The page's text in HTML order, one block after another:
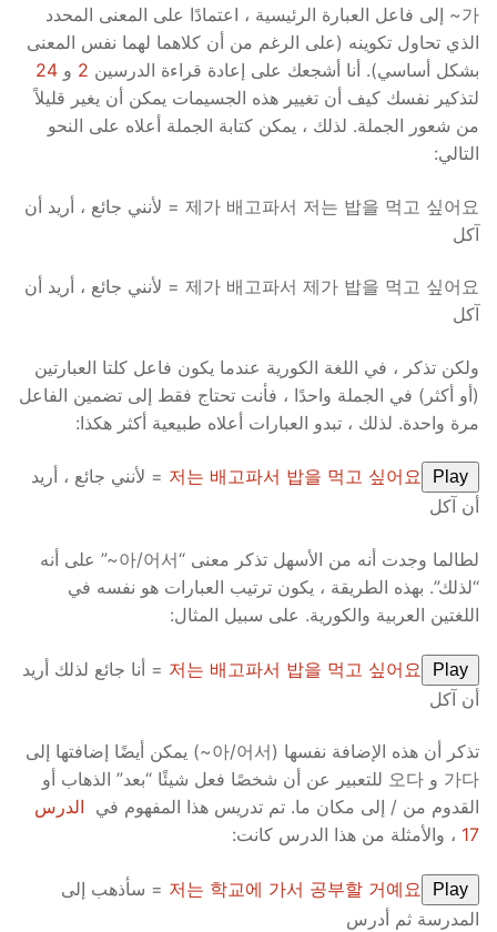
가~ إلى فاعل العبارة الرئيسية ، اعتمادًا على المعنى المحدد
الذي تحاول تكوينه (على الرغم من أن كلاهما لهما نفس المعنى
بشكل أساسي). أنا أشجعك على إعادة قراءة الدرسين 2 و 24
لتذكير نفسك كيف أن تغيير هذه الجسيمات يمكن أن يغير قليلاً
من شعور الجملة. لذلك ، يمكن كتابة الجملة أعلاه على النحو
التالي:
제가 배고파서 저는 밥을 먹고 싶어요 = لأنني جائع ، أريد أن
آكل
제가 배고파서 제가 밥을 먹고 싶어요 = لأنني جائع ، أريد أن
آكل
ولكن تذكر ، في اللغة الكورية عندما يكون فاعل كلتا العبارتين
(أو أكثر) في الجملة واحدًا ، فأنت تحتاج فقط إلى تضمين الفاعل
مرة واحدة. لذلك ، تبدو العبارات أعلاه طبيعية أكثر هكذا:
Play
저는 배고파서 밥을 먹고 싶어요 = لأنني جائع ، أريد
أن آكل
لطالما وجدت أنه من الأسهل تذكر معنى “아/어서~” على أنه
“لذلك”. بهذه الطريقة ، يكون ترتيب العبارات هو نفسه في
اللغتين العربية والكورية. على سبيل المثال:
Play
저는 배고파서 밥을 먹고 싶어요 = أنا جائع لذلك أريد
أن آكل
تذكر أن هذه الإضافة نفسها (아/어서~) يمكن أيضًا إضافتها إلى
가다 و 오다 للتعبير عن أن شخصًا فعل شيئًا “بعد” الذهاب أو
القدوم من / إلى مكان ما. تم تدريس هذا المفهوم في الدرس
17 ، والأمثلة من هذا الدرس كانت:
Play
저는 학교에 가서 공부할 거예요 = سأذهب إلى
المدرسة ثم أدرس